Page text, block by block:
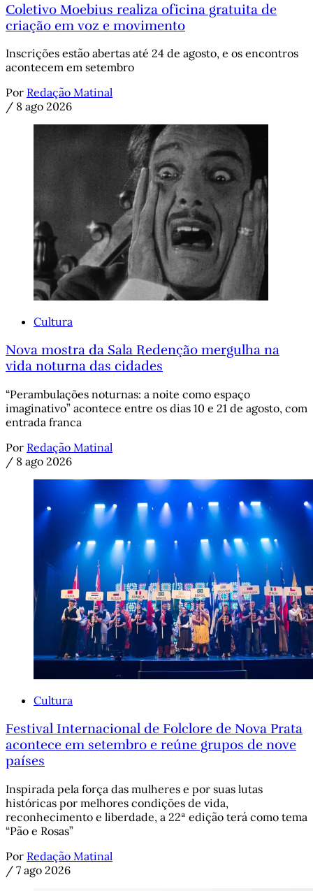
Coletivo Moebius realiza oficina gratuita de
criação em voz e movimento
Inscrições estão abertas até 24 de agosto, e os encontros
acontecem em setembro
Por Redação Matinal
/ 8 ago 2026
Cultura
Nova mostra da Sala Redenção mergulha na
vida noturna das cidades
“Perambulações noturnas: a noite como espaço
imaginativo” acontece entre os dias 10 e 21 de agosto, com
entrada franca
Por Redação Matinal
/ 8 ago 2026
Cultura
Festival Internacional de Folclore de Nova Prata
acontece em setembro e reúne grupos de nove
países
Inspirada pela força das mulheres e por suas lutas
históricas por melhores condições de vida,
reconhecimento e liberdade, a 22ª edição terá como tema
“Pão e Rosas”
Por Redação Matinal
/ 7 ago 2026